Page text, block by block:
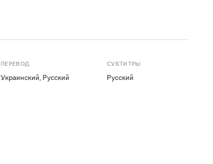
ПЕРЕВОД
Украинский, Русский
СУБТИТРЫ
Русский